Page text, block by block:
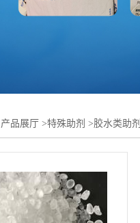
产品展厅 >特殊助剂 >胶水类助剂